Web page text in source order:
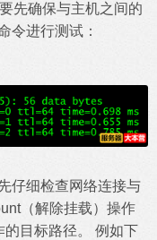
先确保与主机之间的
令进行测试：
仔细检查网络连接与
（解除挂载）操作
的目标路径。 例如下